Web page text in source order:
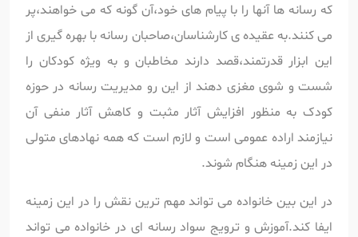
که رسانه ها آنها را با پیام های خود،آن گونه که می خواهند،پر
می کنند.به عقیده ی کارشناسان،صاحبان رسانه با بهره گیری از
این ابزار قدرتمند،قصد دارند مخاطبان و به ویژه کودکان را
شست و شوی مغزی دهند از این رو مدیریت رسانه در حوزه
کودک به منظور افزایش آثار مثبت و کاهش آثار منفی آن
نیازمند اراده عمومی است و لازم است که همه نهادهای متولی
در این زمینه هنگام شوند.
در این بین خانواده می تواند مهم ترین نقش را در این زمینه
ایفا کند.آموزش و ترویج سواد رسانه ای در خانواده می تواند